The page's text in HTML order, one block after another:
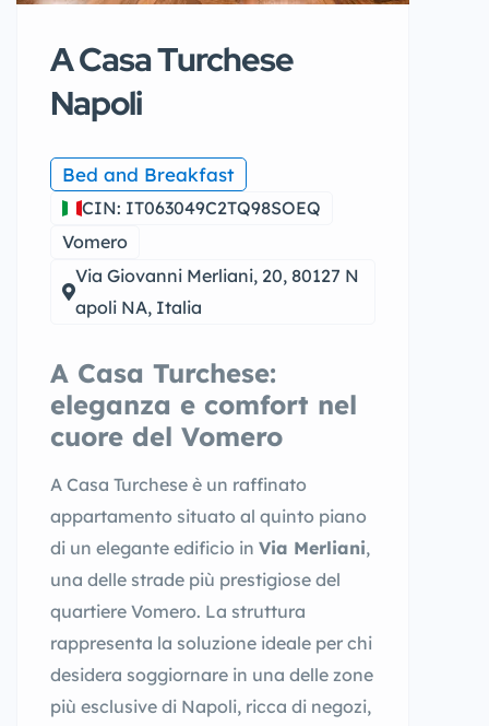
A Casa Turchese
Napoli
Bed and Breakfast
CIN: IT063049C2TQ98SOEQ
Vomero
Via Giovanni Merliani, 20, 80127 N
apoli NA, Italia
A Casa Turchese:
eleganza e comfort nel
cuore del Vomero
A Casa Turchese è un raffinato
appartamento situato al quinto piano
di un elegante edificio in Via Merliani,
una delle strade più prestigiose del
quartiere Vomero. La struttura
rappresenta la soluzione ideale per chi
desidera soggiornare in una delle zone
più esclusive di Napoli, ricca di negozi,